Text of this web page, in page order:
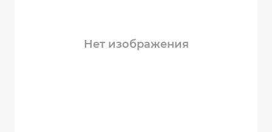
Нет изображения